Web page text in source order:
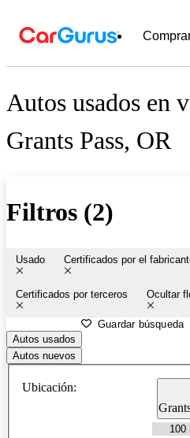
Autos usados en
Grants Pass, OR
Filtros (2)
Usado Certificados por el
Certificados por terceros Ocultar
Guardar búsqueda
Autos usados
Autos nuevos
Ubicación: